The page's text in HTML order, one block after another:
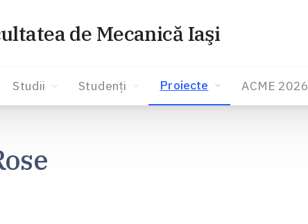
de Mecanică Iaşi
Studii Studenți Proiecte ACME 2026